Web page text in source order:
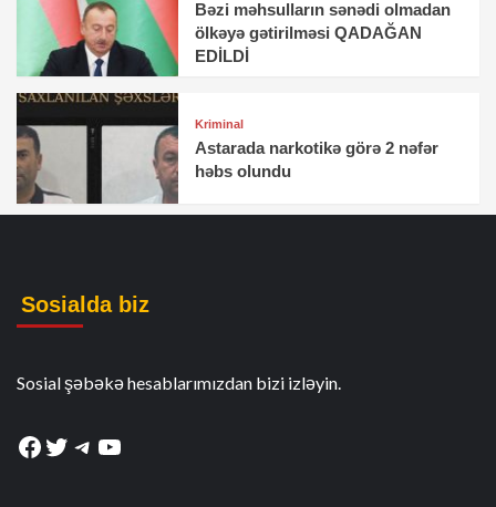
Bəzi məhsulların sənədi olmadan
ölkəyə gətirilməsi QADAĞAN
EDİLDİ
Kriminal
Astarada narkotikə görə 2 nəfər
həbs olundu
Sosialda biz
Sosial şəbəkə hesablarımızdan bizi izləyin.
Facebook
Twitter
Telegram
YouTube